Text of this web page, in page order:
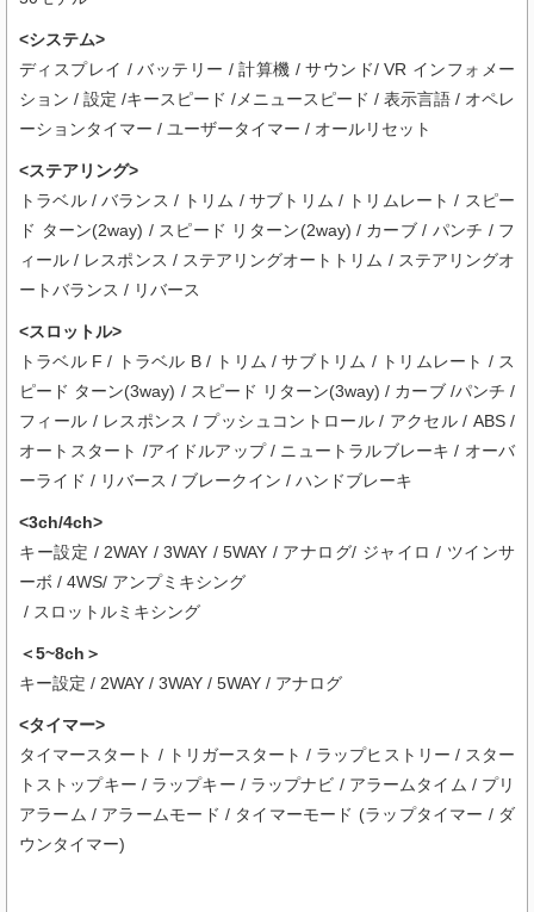
<システム>
ディスプレイ / バッテリー / 計算機 / サウンド/ VR インフォメー
ション / 設定 /キースピード /メニュースピード / 表示言語 / オペレ
ーションタイマー / ユーザータイマー / オールリセット
<ステアリング>
トラベル / バランス / トリム / サブトリム / トリムレート / スピー
ド ターン(2way) / スピード リターン(2way) / カーブ / パンチ / フ
ィール / レスポンス / ステアリングオートトリム / ステアリングオ
ートバランス / リバース
<スロットル>
トラベル F / トラベル B / トリム / サブトリム / トリムレート / ス
ピード ターン(3way) / スピード リターン(3way) / カーブ /パンチ /
フィール / レスポンス / プッシュコントロール / アクセル / ABS /
オートスタート /アイドルアップ / ニュートラルブレーキ / オーバ
ーライド / リバース / ブレークイン / ハンドブレーキ
<3ch/4ch>
キー設定 / 2WAY / 3WAY / 5WAY / アナログ/ ジャイロ / ツインサ
ーボ / 4WS/ アンプミキシング
/ スロットルミキシング
＜5~8ch＞
キー設定 / 2WAY / 3WAY / 5WAY / アナログ
<タイマー>
タイマースタート / トリガースタート / ラップヒストリー / スター
トストップキー / ラップキー / ラップナビ / アラームタイム / プリ
アラーム / アラームモード / タイマーモード (ラップタイマー / ダ
ウンタイマー)